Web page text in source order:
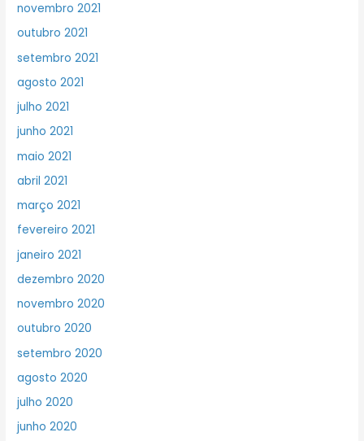
novembro 2021
outubro 2021
setembro 2021
agosto 2021
julho 2021
junho 2021
maio 2021
abril 2021
março 2021
fevereiro 2021
janeiro 2021
dezembro 2020
novembro 2020
outubro 2020
setembro 2020
agosto 2020
julho 2020
junho 2020